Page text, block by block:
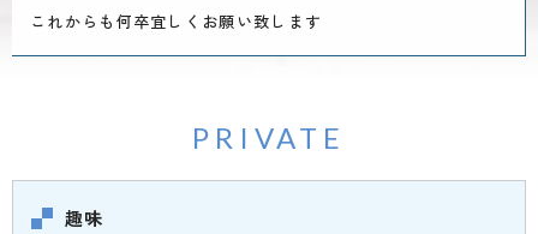
これからも何卒宜しくお願い致します
PRIVATE
趣味